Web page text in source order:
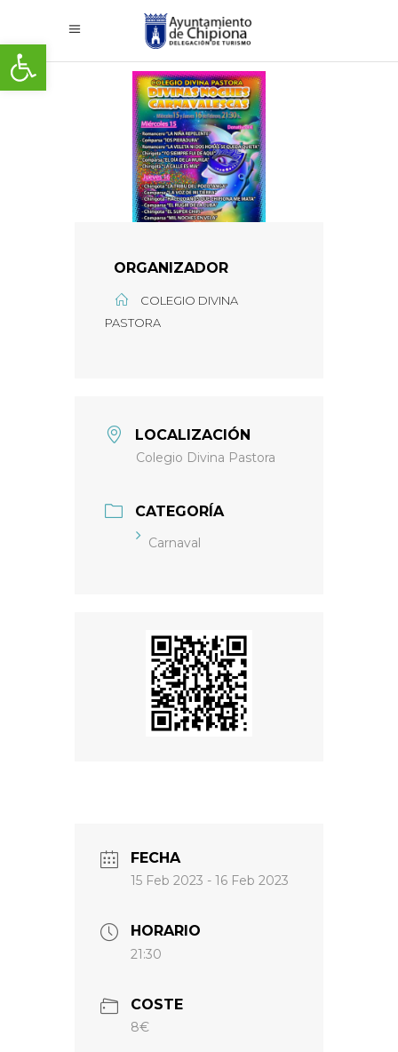
Abrir barra de herramientas
ORGANIZADOR
COLEGIO DIVINA
PASTORA
LOCALIZACIÓN
Colegio Divina Pastora
CATEGORÍA
Carnaval
FECHA
15 Feb 2023 - 16 Feb 2023
HORARIO
21:30
COSTE
8€